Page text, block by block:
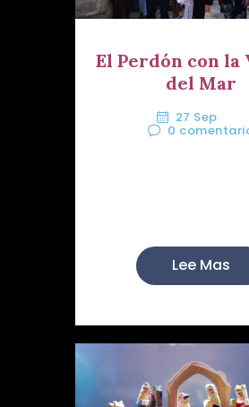
El Perdón con la
del Mar
27 Sep
0
Lee Mas